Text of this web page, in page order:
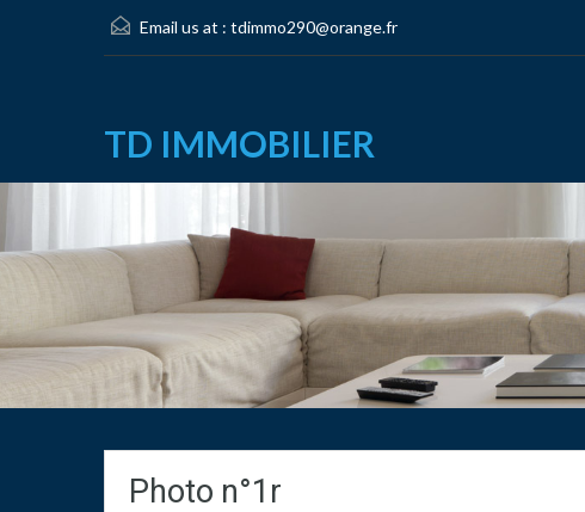
Email us at : tdimmo290@orange.fr
TD IMMOBILIER
Photo n°1r